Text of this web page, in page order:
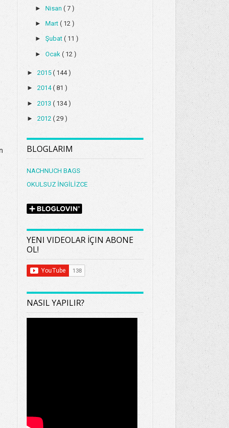
► Nisan ( 7 )
► Mart ( 12 )
► Şubat ( 11 )
► Ocak ( 12 )
►2015( 144 )
►2014( 81 )
►2013( 134 )
►2012( 29 )
BLOGLARIM
NACHNUCH BAGS
OKULSUZ İNGİLİZCE
YENI VIDEOLAR İÇIN ABONE
OL!
NASIL YAPILIR?